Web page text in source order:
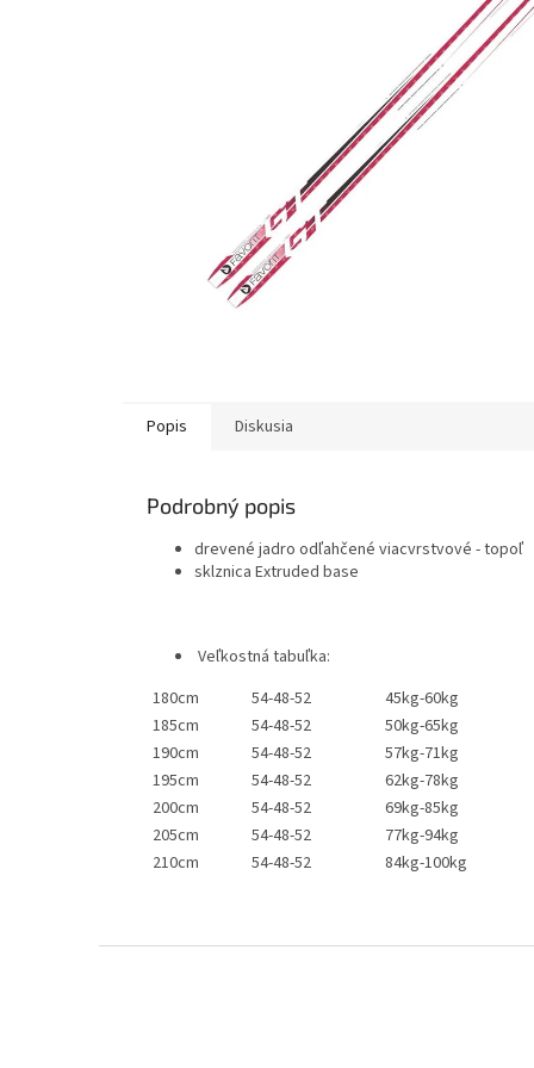
Popis Diskusia
Podrobný popis
drevené jadro odľahčené viacvrstvové - topoľ
sklznica Extruded base
Veľkostná tabuľka:
180cm
54-48-52
45kg-60kg
185cm
54-48-52
50kg-65kg
190cm
54-48-52
57kg-71kg
195cm
54-48-52
62kg-78kg
200cm
54-48-52
69kg-85kg
205cm
54-48-52
77kg-94kg
210cm
54-48-52 84kg-100kg